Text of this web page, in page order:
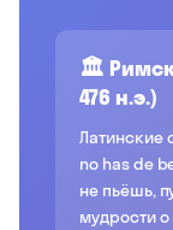
🏛️
476 н.э.)
Латинские
no has de
не пьёшь,
мудрости